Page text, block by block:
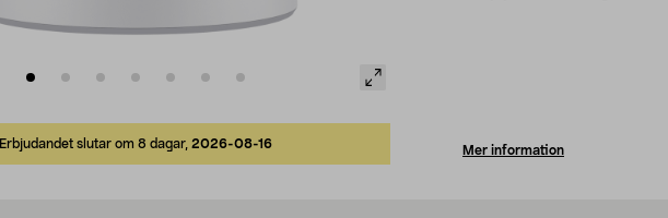
Erbjudandet slutar om 8 dagar, 2026-08-16 Mer information